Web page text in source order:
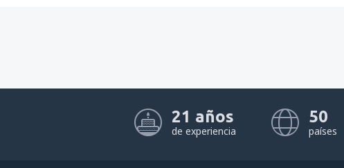
21 años
de experiencia
50
países